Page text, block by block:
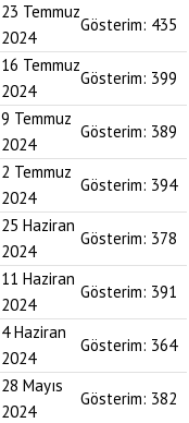
23 Temmuz
2024
Gösterim: 435
16 Temmuz
2024
Gösterim: 399
9 Temmuz
2024
Gösterim: 389
2 Temmuz
2024
Gösterim: 394
25 Haziran
2024
Gösterim: 378
11 Haziran
2024
Gösterim: 391
4 Haziran
2024
Gösterim: 364
28 Mayıs
2024
Gösterim: 382